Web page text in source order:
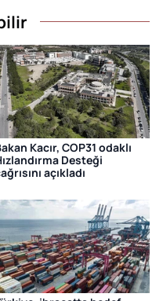
Kacır, COP31 odaklı
Desteği
açıkladı